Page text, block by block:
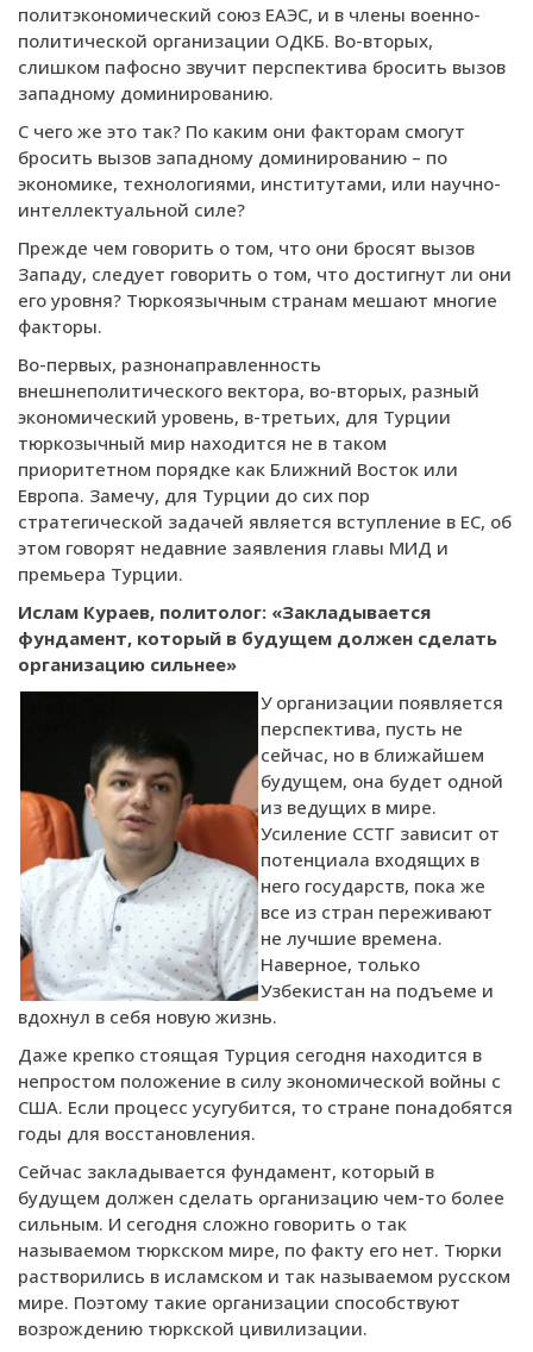
политэкономический союз ЕАЭС, и в члены военно-
политической организации ОДКБ. Во-вторых,
слишком пафосно звучит перспектива бросить вызов
западному доминированию.
С чего же это так? По каким они факторам смогут
бросить вызов западному доминированию – по
экономике, технологиями, институтами, или научно-
интеллектуальной силе?
Прежде чем говорить о том, что они бросят вызов
Западу, следует говорить о том, что достигнут ли они
его уровня? Тюркоязычным странам мешают многие
факторы.
Во-первых, разнонаправленность
внешнеполитического вектора, во-вторых, разный
экономический уровень, в-третьих, для Турции
тюркозычный мир находится не в таком
приоритетном порядке как Ближний Восток или
Европа. Замечу, для Турции до сих пор
стратегической задачей является вступление в ЕС, об
этом говорят недавние заявления главы МИД и
премьера Турции.
Ислам Кураев, политолог: «Закладывается
фундамент, который в будущем должен сделать
организацию сильнее»
У организации появляется
перспектива, пусть не
сейчас, но в ближайшем
будущем, она будет одной
из ведущих в мире.
Усиление ССТГ зависит от
потенциала входящих в
него государств, пока же
все из стран переживают
не лучшие времена.
Наверное, только
Узбекистан на подъеме и
вдохнул в себя новую жизнь.
Даже крепко стоящая Турция сегодня находится в
непростом положение в силу экономической войны с
США. Если процесс усугубится, то стране понадобятся
годы для восстановления.
Сейчас закладывается фундамент, который в
будущем должен сделать организацию чем-то более
сильным. И сегодня сложно говорить о так
называемом тюркском мире, по факту его нет. Тюрки
растворились в исламском и так называемом русском
мире. Поэтому такие организации способствуют
возрождению тюркской цивилизации.